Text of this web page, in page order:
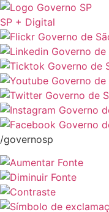
SP + Digital
/governosp